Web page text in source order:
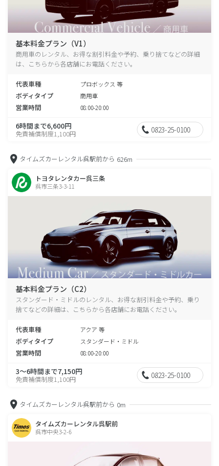
基本料金プラン（V1）
商用車のレンタル、お得な割引料金や予約、乗り捨てなどの詳細
は、こちらから各店舗にお電話ください。
代表車種 プロボックス 等
ボディタイプ 商用車
営業時間 08:00-20:00
6時間まで6,600円
免責補償制度1,100円 0823-25-0100
タイムズカーレンタル呉駅前から 626m
トヨタレンタカー呉三条
呉市三条3-3-11
基本料金プラン（C2）
スタンダード・ミドルのレンタル、お得な割引料金や予約、乗り
捨てなどの詳細は、こちらから各店舗にお電話ください。
代表車種 アクア 等
ボディタイプ スタンダード・ミドル
営業時間 08:00-20:00
3～6時間まで7,150円
免責補償制度1,100円 0823-25-0100
タイムズカーレンタル呉駅前から 0m
タイムズカーレンタル呉駅前
呉市中央3-2-6